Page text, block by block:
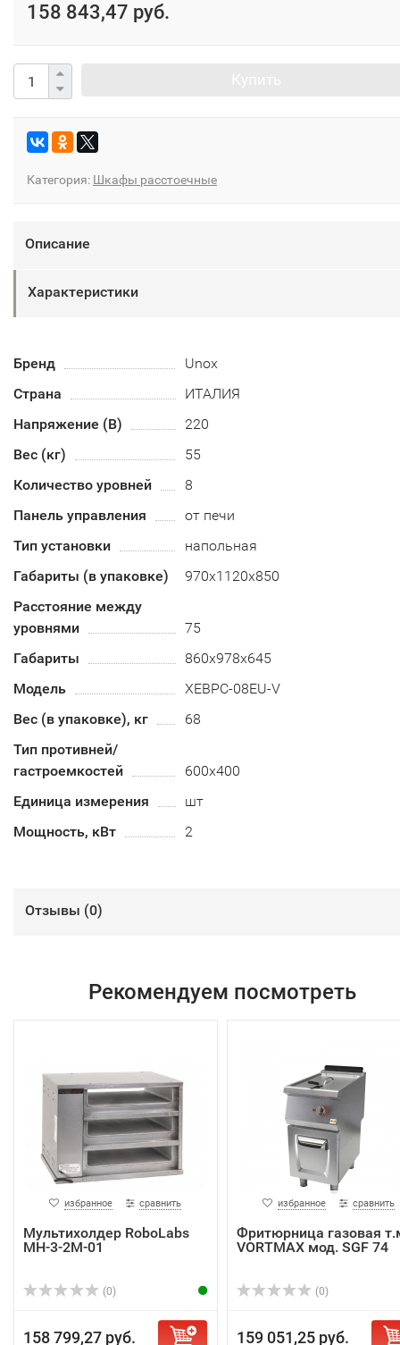
158 843,47 руб.
Категория: Шкафы расстоечные
Описание
Характеристики
Бренд
Unox
Страна
ИТАЛИЯ
Напряжение (В)
220
Вес (кг)
55
Количество уровней
8
Панель управления
от печи
Тип установки
напольная
Габариты (в упаковке)
970х1120х850
Расстояние между
уровнями
75
Габариты
860х978х645
Модель
XEBPC-08EU-V
Вес (в упаковке), кг
68
Тип противней/
гастроемкостей
600х400
Единица измерения
шт
Мощность, кВт
2
Отзывы (0)
Рекомендуем посмотреть
избранное сравнить
Мультихолдер RoboLabs
МН-3-2М-01
(0)
158 799,27 руб.
избранное сравнить
Фритюрница газовая
VORTMAX мод. SGF 74
(0)
159 051,25 руб.